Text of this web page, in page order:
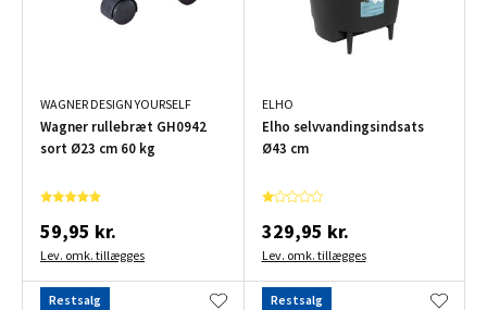
WAGNER DESIGN YOURSELF
Wagner rullebræt GH0942
sort Ø23 cm 60 kg
59,95 kr.
Lev. omk. tillægges
ELHO
Elho selvvandingsindsats
Ø43 cm
329,95 kr.
Lev. omk. tillægges
Restsalg Restsalg